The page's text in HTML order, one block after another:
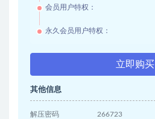
会员用户特权：
永久会员用户特权：
立即购买
其他信息
解压密码 266723